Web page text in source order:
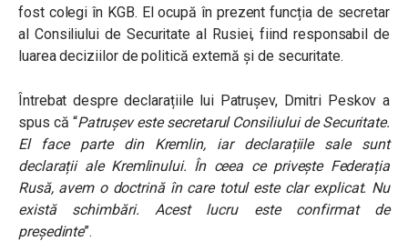
fost colegi în KGB. El ocupă în prezent funcția de secretar
al Consiliului de Securitate al Rusiei, fiind responsabil de
luarea deciziilor de politică externă și de securitate.
Întrebat despre declarațiile lui Patrușev, Dmitri Peskov a
spus că “Patrușev este secretarul Consiliului de Securitate.
El face parte din Kremlin, iar declarațiile sale sunt
declarații ale Kremlinului. În ceea ce privește Federația
Rusă, avem o doctrină în care totul este clar explicat. Nu
există schimbări. Acest lucru este confirmat de
președinte”.